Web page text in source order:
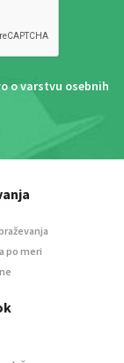
o varstvu osebnih
po meri